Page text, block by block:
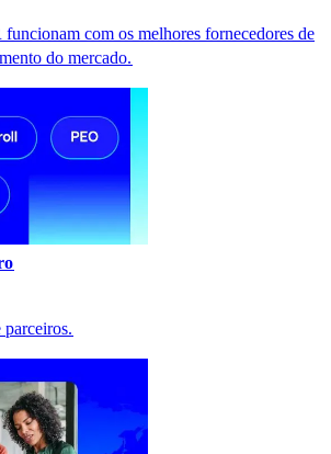
funcionam com os melhores fornecedores de
do mercado.​​
parceiros.​​